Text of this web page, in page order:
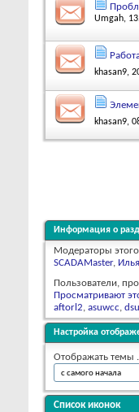
Umgah,
khasan9,
khasan9,
Информация о
Модераторы
SCADAMaster,
Пользователи,
Просматривают
aftorl2, asuwcc,
Настройка
Отображать темы
Список иконок